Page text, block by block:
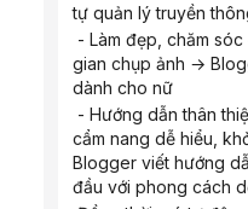
tự quản lý truyền
gian chụp ảnh →
dành cho nữ
cẩm nang dễ hiểu,
Blogger viết hướng
đầu với phong cách